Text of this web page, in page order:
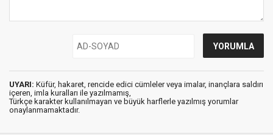
UYARI: Küfür, hakaret, rencide edici cümleler veya imalar, inançlara saldırı
içeren, imla kuralları ile yazılmamış,
Türkçe karakter kullanılmayan ve büyük harflerle yazılmış yorumlar
onaylanmamaktadır.